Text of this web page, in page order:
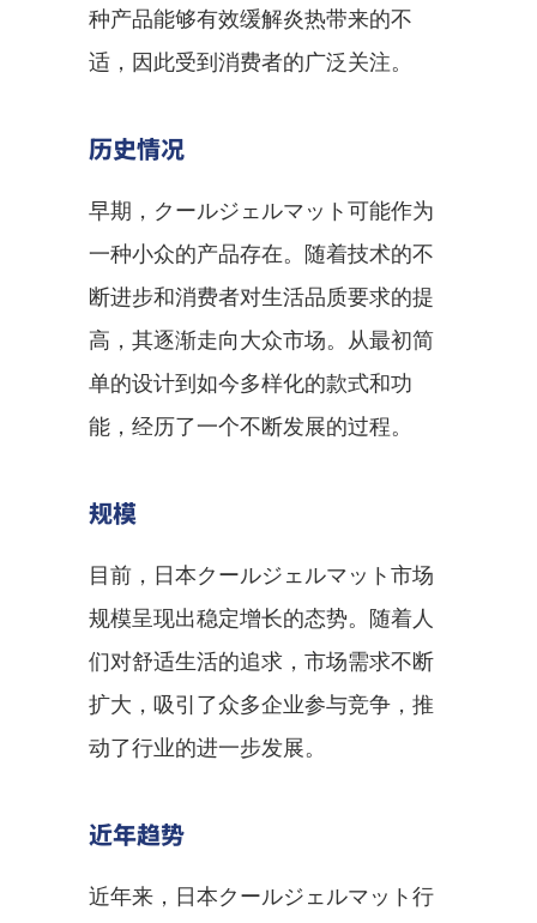
种产品能够有效缓解炎热带来的不
适，因此受到消费者的广泛关注。
历史情况
早期，クールジェルマット可能作为
一种小众的产品存在。随着技术的不
断进步和消费者对生活品质要求的提
高，其逐渐走向大众市场。从最初简
单的设计到如今多样化的款式和功
能，经历了一个不断发展的过程。
规模
目前，日本クールジェルマット市场
规模呈现出稳定增长的态势。随着人
们对舒适生活的追求，市场需求不断
扩大，吸引了众多企业参与竞争，推
动了行业的进一步发展。
近年趋势
近年来，日本クールジェルマット行